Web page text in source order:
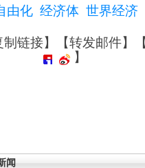
由化 经济体 世界经济
制链接】【转发邮件】
】
闻